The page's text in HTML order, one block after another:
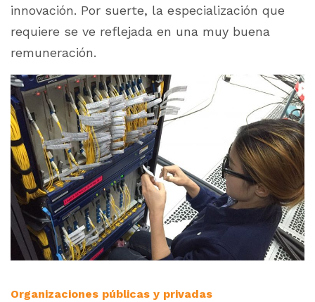
innovación. Por suerte, la especialización que
requiere se ve reflejada en una muy buena
remuneración.
Organizaciones públicas y privadas